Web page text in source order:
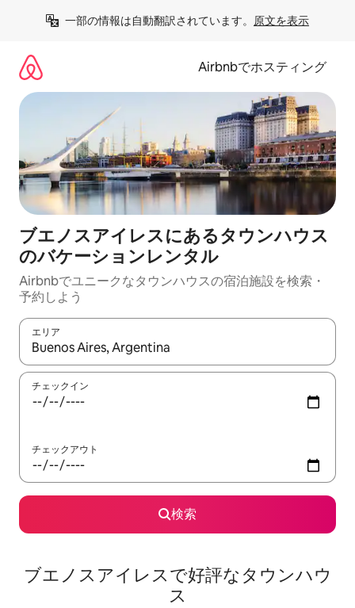
一部の情報は自動翻訳されています。 原文を表示
Airbnbでホスティング
ブエノスアイレスにあるタウンハウス
のバケーションレンタル
Airbnbでユニークなタウンハウスの宿泊施設を検索・
予約しよう
エリア
検索結果が表示されたら、上下の矢印キーを使って移動するか
チェックイン
チェックアウト
検索
ブエノスアイレスで好評なタウンハウ
ス